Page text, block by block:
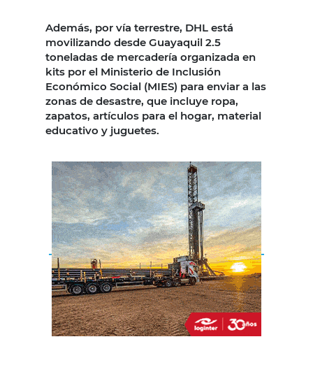
Además, por vía terrestre, DHL está
movilizando desde Guayaquil 2.5
toneladas de mercadería organizada en
kits por el Ministerio de Inclusión
Económico Social (MIES) para enviar a las
zonas de desastre, que incluye ropa,
zapatos, artículos para el hogar, material
educativo y juguetes.